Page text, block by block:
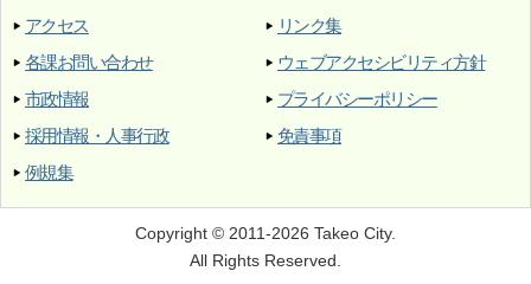
アクセス
各課お問い合わせ
市政情報
採用情報・人事行政
例規集
リンク集
ウェブアクセシビリティ方針
プライバシーポリシー
免責事項
Copyright © 2011-2026 Takeo City.
All Rights Reserved.